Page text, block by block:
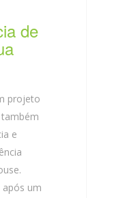
de
projeto
e
um